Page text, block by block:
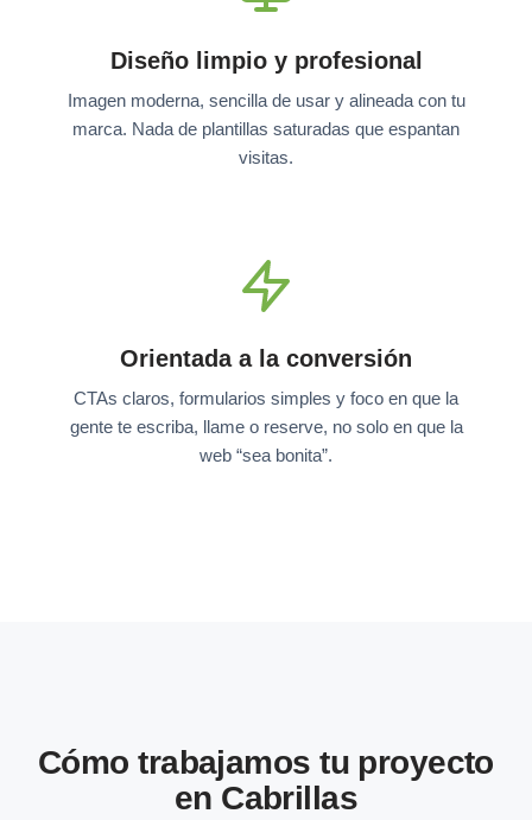
Diseño limpio y profesional
Imagen moderna, sencilla de usar y alineada con tu
marca. Nada de plantillas saturadas que espantan
visitas.
Orientada a la conversión
CTAs claros, formularios simples y foco en que la
gente te escriba, llame o reserve, no solo en que la
web “sea bonita”.
Cómo trabajamos tu proyecto
en Cabrillas